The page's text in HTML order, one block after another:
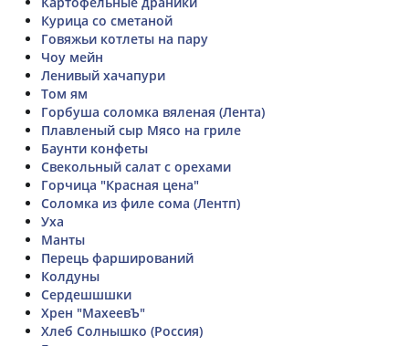
Курица со сметаной
Говяжьи котлеты на пару
Чоу мейн
Ленивый хачапури
Том ям
Горбуша соломка вяленая (Лента)
Плавленый сыр Мясо на гриле
Баунти конфеты
Свекольный салат с орехами
Горчица "Красная цена"
Соломка из филе сома (Лентп)
Уха
Манты
Перець фарширований
Колдуны
Сердешшшки
Хрен "МахеевЪ"
Хлеб Солнышко (Россия)